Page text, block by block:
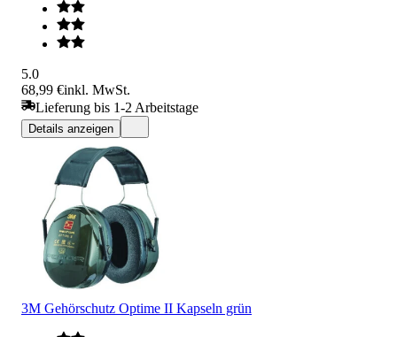
5.0
68,99 €inkl. MwSt.
Lieferung bis 1-2 Arbeitstage
Details anzeigen
3M Gehörschutz Optime II Kapseln grün